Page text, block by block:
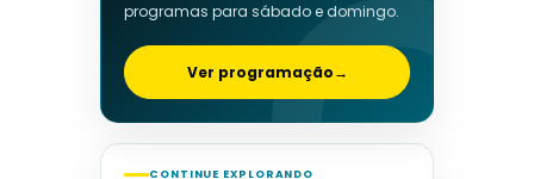
programas para sábado e domingo.
Ver programação→
CONTINUE EXPLORANDO